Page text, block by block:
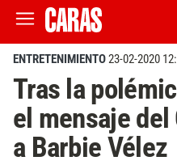
ENTRETENIMIENTO23-02-2020
Tras la
el mensaje
a Barbie Vélez